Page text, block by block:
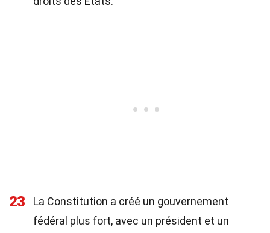
23
La Constitution a créé un gouvernement
fédéral plus fort, avec un président et un